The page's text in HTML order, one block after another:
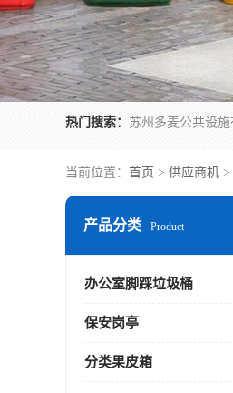
热门搜索：
当前位置： 首页 > 供应商机 >
产品分类 Product
办公室脚踩垃圾桶
保安岗亭
分类果皮箱